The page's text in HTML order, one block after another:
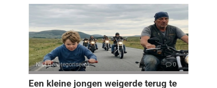
Niet gecategoriseerd 0
Een kleine jongen weigerde terug te